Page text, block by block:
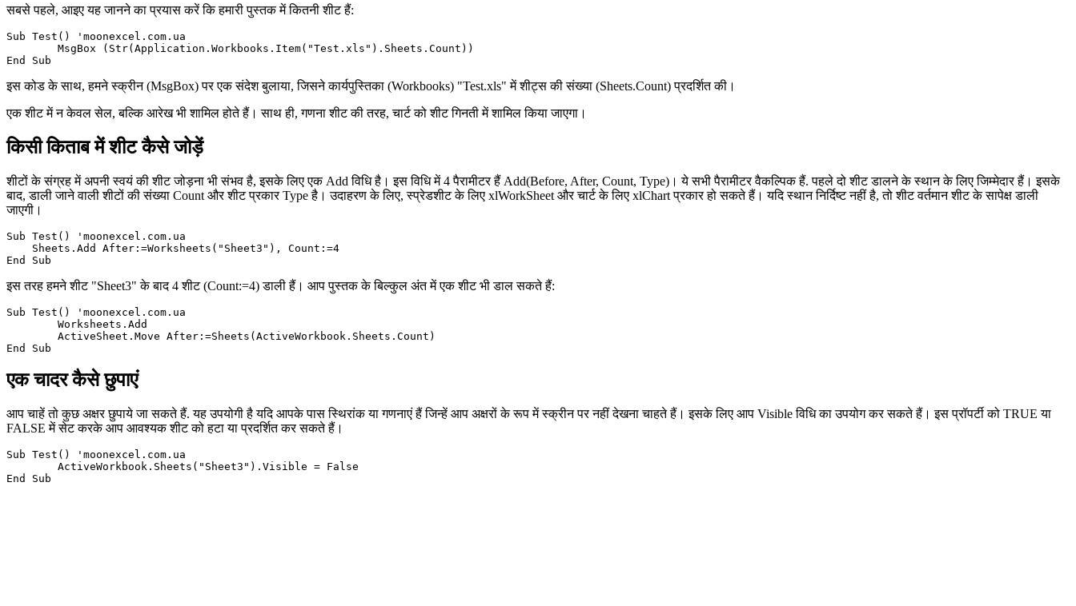
सबसे पहले, आइए यह जानने का प्रयास करें कि हमारी पुस्तक में कितनी शीट हैं:
Sub Test() 'moonexcel.com.ua
इस कोड के साथ, हमने स्क्रीन (MsgBox) पर एक संदेश बुलाया, जिसने कार्यपुस्तिका (Workbooks) "Test.xls" में शीट्स की संख्या (Sheets.Count) प्रदर्शित की।
एक शीट में न केवल सेल, बल्कि आरेख भी शामिल होते हैं। साथ ही, गणना शीट की तरह, चार्ट को शीट गिनती में शामिल किया जाएगा।
किसी किताब में शीट कैसे जोड़ें
शीटों के संग्रह में अपनी स्वयं की शीट जोड़ना भी संभव है, इसके लिए एक Add विधि है। इस विधि में 4 पैरामीटर हैं Add(Before, After, Count, Type)। ये सभी पैरामीटर वैकल्पिक हैं. पहले दो शीट डालने के स्थान के लिए जिम्मेदार हैं। इसके
बाद, डाली जाने वाली शीटों की संख्या Count और शीट प्रकार Type है। उदाहरण के लिए, स्प्रेडशीट के लिए xlWorkSheet और चार्ट के लिए xlChart प्रकार हो सकते हैं। यदि स्थान निर्दिष्ट नहीं है, तो शीट वर्तमान शीट के सापेक्ष डाली
जाएगी।
Sub Test() 'moonexcel.com.ua
    Sheets.Add After:=Worksheets("Sheet3"), Count:=4
इस तरह हमने शीट "Sheet3" के बाद 4 शीट (Count:=4) डाली हैं। आप पुस्तक के बिल्कुल अंत में एक शीट भी डाल सकते हैं:
Sub Test() 'moonexcel.com.ua
एक चादर कैसे छुपाएं
आप चाहें तो कुछ अक्षर छुपाये जा सकते हैं. यह उपयोगी है यदि आपके पास स्थिरांक या गणनाएं हैं जिन्हें आप अक्षरों के रूप में स्क्रीन पर नहीं देखना चाहते हैं। इसके लिए आप Visible विधि का उपयोग कर सकते हैं। इस प्रॉपर्टी को TRUE या
FALSE में सेट करके आप आवश्यक शीट को हटा या प्रदर्शित कर सकते हैं।
Sub Test() 'moonexcel.com.ua